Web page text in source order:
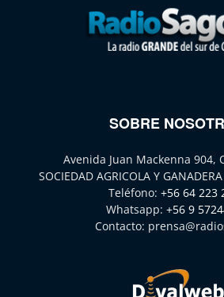
SOBRE
Avenida Juan Mackenna 904,
SOCIEDAD AGRICOLA Y
Teléfono: +56 64 223
Whatsapp: +56 9
Contacto: